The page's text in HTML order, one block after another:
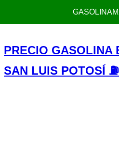
PRECIO GASOLINA
SAN LUIS POTOSÍ ⛽